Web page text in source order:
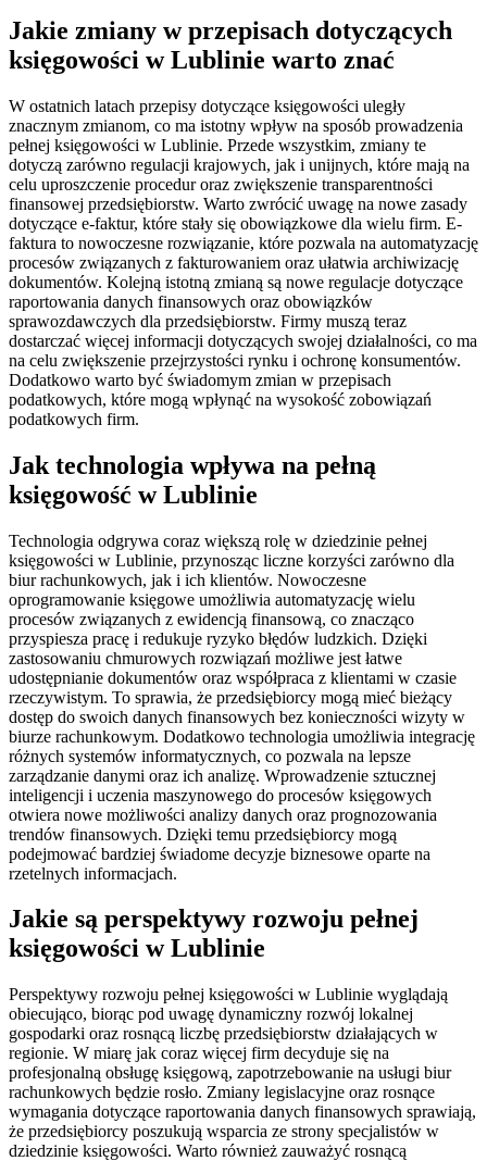
Jakie zmiany w przepisach dotyczących
księgowości w Lublinie warto znać
W ostatnich latach przepisy dotyczące księgowości uległy
znacznym zmianom, co ma istotny wpływ na sposób prowadzenia
pełnej księgowości w Lublinie. Przede wszystkim, zmiany te
dotyczą zarówno regulacji krajowych, jak i unijnych, które mają na
celu uproszczenie procedur oraz zwiększenie transparentności
finansowej przedsiębiorstw. Warto zwrócić uwagę na nowe zasady
dotyczące e-faktur, które stały się obowiązkowe dla wielu firm. E-
faktura to nowoczesne rozwiązanie, które pozwala na automatyzację
procesów związanych z fakturowaniem oraz ułatwia archiwizację
dokumentów. Kolejną istotną zmianą są nowe regulacje dotyczące
raportowania danych finansowych oraz obowiązków
sprawozdawczych dla przedsiębiorstw. Firmy muszą teraz
dostarczać więcej informacji dotyczących swojej działalności, co ma
na celu zwiększenie przejrzystości rynku i ochronę konsumentów.
Dodatkowo warto być świadomym zmian w przepisach
podatkowych, które mogą wpłynąć na wysokość zobowiązań
podatkowych firm.
Jak technologia wpływa na pełną
księgowość w Lublinie
Technologia odgrywa coraz większą rolę w dziedzinie pełnej
księgowości w Lublinie, przynosząc liczne korzyści zarówno dla
biur rachunkowych, jak i ich klientów. Nowoczesne
oprogramowanie księgowe umożliwia automatyzację wielu
procesów związanych z ewidencją finansową, co znacząco
przyspiesza pracę i redukuje ryzyko błędów ludzkich. Dzięki
zastosowaniu chmurowych rozwiązań możliwe jest łatwe
udostępnianie dokumentów oraz współpraca z klientami w czasie
rzeczywistym. To sprawia, że przedsiębiorcy mogą mieć bieżący
dostęp do swoich danych finansowych bez konieczności wizyty w
biurze rachunkowym. Dodatkowo technologia umożliwia integrację
różnych systemów informatycznych, co pozwala na lepsze
zarządzanie danymi oraz ich analizę. Wprowadzenie sztucznej
inteligencji i uczenia maszynowego do procesów księgowych
otwiera nowe możliwości analizy danych oraz prognozowania
trendów finansowych. Dzięki temu przedsiębiorcy mogą
podejmować bardziej świadome decyzje biznesowe oparte na
rzetelnych informacjach.
Jakie są perspektywy rozwoju pełnej
księgowości w Lublinie
Perspektywy rozwoju pełnej księgowości w Lublinie wyglądają
obiecująco, biorąc pod uwagę dynamiczny rozwój lokalnej
gospodarki oraz rosnącą liczbę przedsiębiorstw działających w
regionie. W miarę jak coraz więcej firm decyduje się na
profesjonalną obsługę księgową, zapotrzebowanie na usługi biur
rachunkowych będzie rosło. Zmiany legislacyjne oraz rosnące
wymagania dotyczące raportowania danych finansowych sprawiają,
że przedsiębiorcy poszukują wsparcia ze strony specjalistów w
dziedzinie księgowości. Warto również zauważyć rosnącą